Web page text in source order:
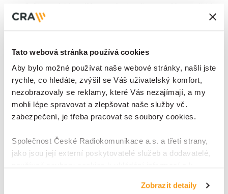
Tato webová stránka používá cookies
Aby bylo možné používat naše webové stránky, našli jste
rychle, co hledáte, zvýšil se Váš uživatelský komfort,
nezobrazovaly se reklamy, které Vás nezajímají, a my
mohli lépe spravovat a zlepšovat naše služby vč.
zabezpečení, je třeba pracovat se soubory cookies.
Společnost České Radiokomunikace a.s. a třetí strany,
jako jsou její externí poskytovatelé služeb a dodavatelé,
zdokonalováním svých služeb a zobrazované reklamy,
Zobrazit detaily
Lze tak předejít řadě nepříjemnosti a zvýšit celkovou
řešení v Řeži u Prahy Zbyněk Kocur.
„Nejde jen to, že se v noci svítí
lidem.“ Monitoring veřejného
osvětlení je důležitý i pro pojišťovnu
důležité, a to hned z několika důvodů: